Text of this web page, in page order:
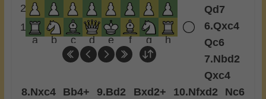
1
2
a b c d e f g h
Qd7
6.Qxc4
Qc6
7.Nbd2
Qxc4
8.Nxc4 Bb4+ 9.Bd2 Bxd2+ 10.Nfxd2
Nc6